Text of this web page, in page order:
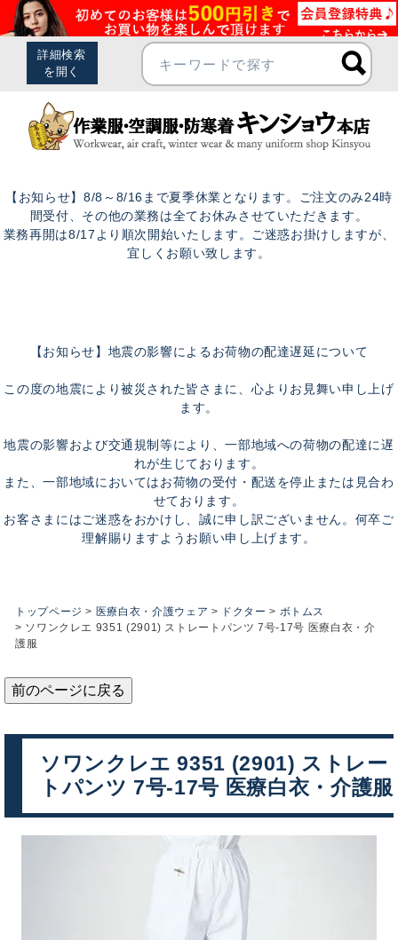
【お知らせ】8/8～8/16まで夏季休業となります。ご注文のみ24時
間受付、その他の業務は全てお休みさせていただきます。
業務再開は8/17より順次開始いたします。ご迷惑お掛けしますが、
宜しくお願い致します。
【お知らせ】地震の影響によるお荷物の配達遅延について
この度の地震により被災された皆さまに、心よりお見舞い申し上げ
ます。
地震の影響および交通規制等により、一部地域への荷物の配達に遅
れが生じております。
また、一部地域においてはお荷物の受付・配送を停止または見合わ
せております。
お客さまにはご迷惑をおかけし、誠に申し訳ございません。何卒ご
理解賜りますようお願い申し上げます。
トップページ 医療白衣・介護ウェア ドクター
ボトムス
ソワンクレエ 9351 (2901) ストレートパンツ 7号-17号 医療白衣・介
護服
前のページに戻る
ソワンクレエ 9351 (2901) ストレー
トパンツ 7号-17号 医療白衣・介護服